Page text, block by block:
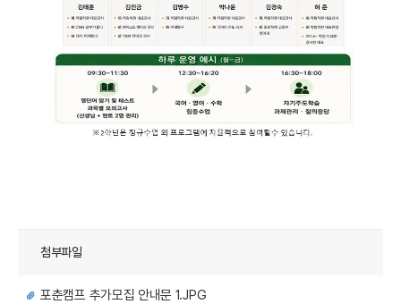
첨부파일
포춘캠프 추가모집 안내문 1.JPG